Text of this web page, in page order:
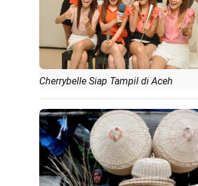
Cherrybelle Siap Tampil di Aceh